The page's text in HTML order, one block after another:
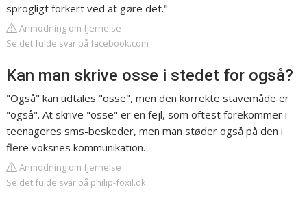
sprogligt forkert ved at gøre det."
Anmodning om fjernelse
Se det fulde svar på facebook.com
Kan man skrive osse i stedet for også?
"Også" kan udtales "osse", men den korrekte stavemåde er
"også". At skrive "osse" er en fejl, som oftest forekommer i
teenageres sms-beskeder, men man støder også på den i
flere voksnes kommunikation.
Anmodning om fjernelse
Se det fulde svar på philip-foxil.dk